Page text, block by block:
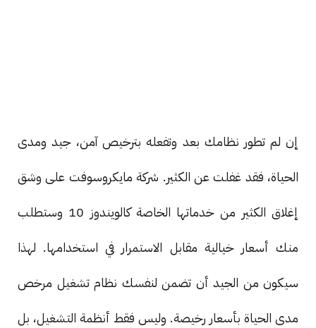
إن لم تطور نظامك بعد وتفعله بترخيص آمن، جيد ومدى
الحياة، فقد غفلت عن الكثير. شركة مايكروسوفت على وشق
إغلاق الكثير من خدماتها الخاصة كالويندوز 10 وستطلب
منك أسعار خيالية مقابل الاستمرار في استخدامها. لهذا
سيكون من الجيد أن تضمن لنفسك نظام تشغيل مرخص
مدى الحياة بأسعار رخيصة. وليس فقط أنظمة التشغيل، بل